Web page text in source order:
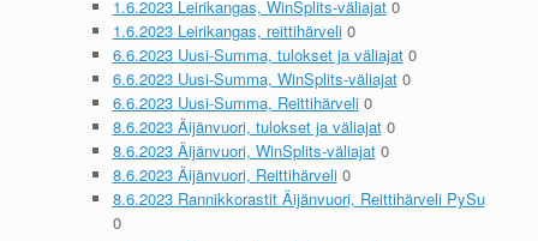
1.6.2023 Leirikangas, WinSplits-väliajat0
1.6.2023 Leirikangas, reittihärveli0
6.6.2023 Uusi-Summa, tulokset ja väliajat0
6.6.2023 Uusi-Summa, WinSplits-väliajat0
6.6.2023 Uusi-Summa, Reittihärveli0
8.6.2023 Äijänvuori, tulokset ja väliajat0
8.6.2023 Äijänvuori, WinSplits-väliajat0
8.6.2023 Äijänvuori, Reittihärveli0
8.6.2023 Rannikkorastit Äijänvuori, Reittihärveli PySu
0